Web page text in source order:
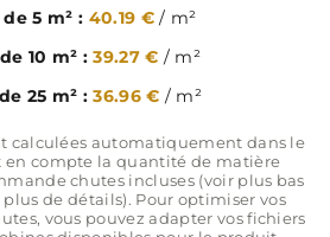
5 m² : 40.19 €/ m²
10 m² :39.27 € / m²
25 m² :36.96 € / m²
calculées automatiquement dans le
en compte la quantité de matière
chutes incluses (voir plus bas
de détails). Pour optimiser vos
vous pouvez adapter vos fichiers